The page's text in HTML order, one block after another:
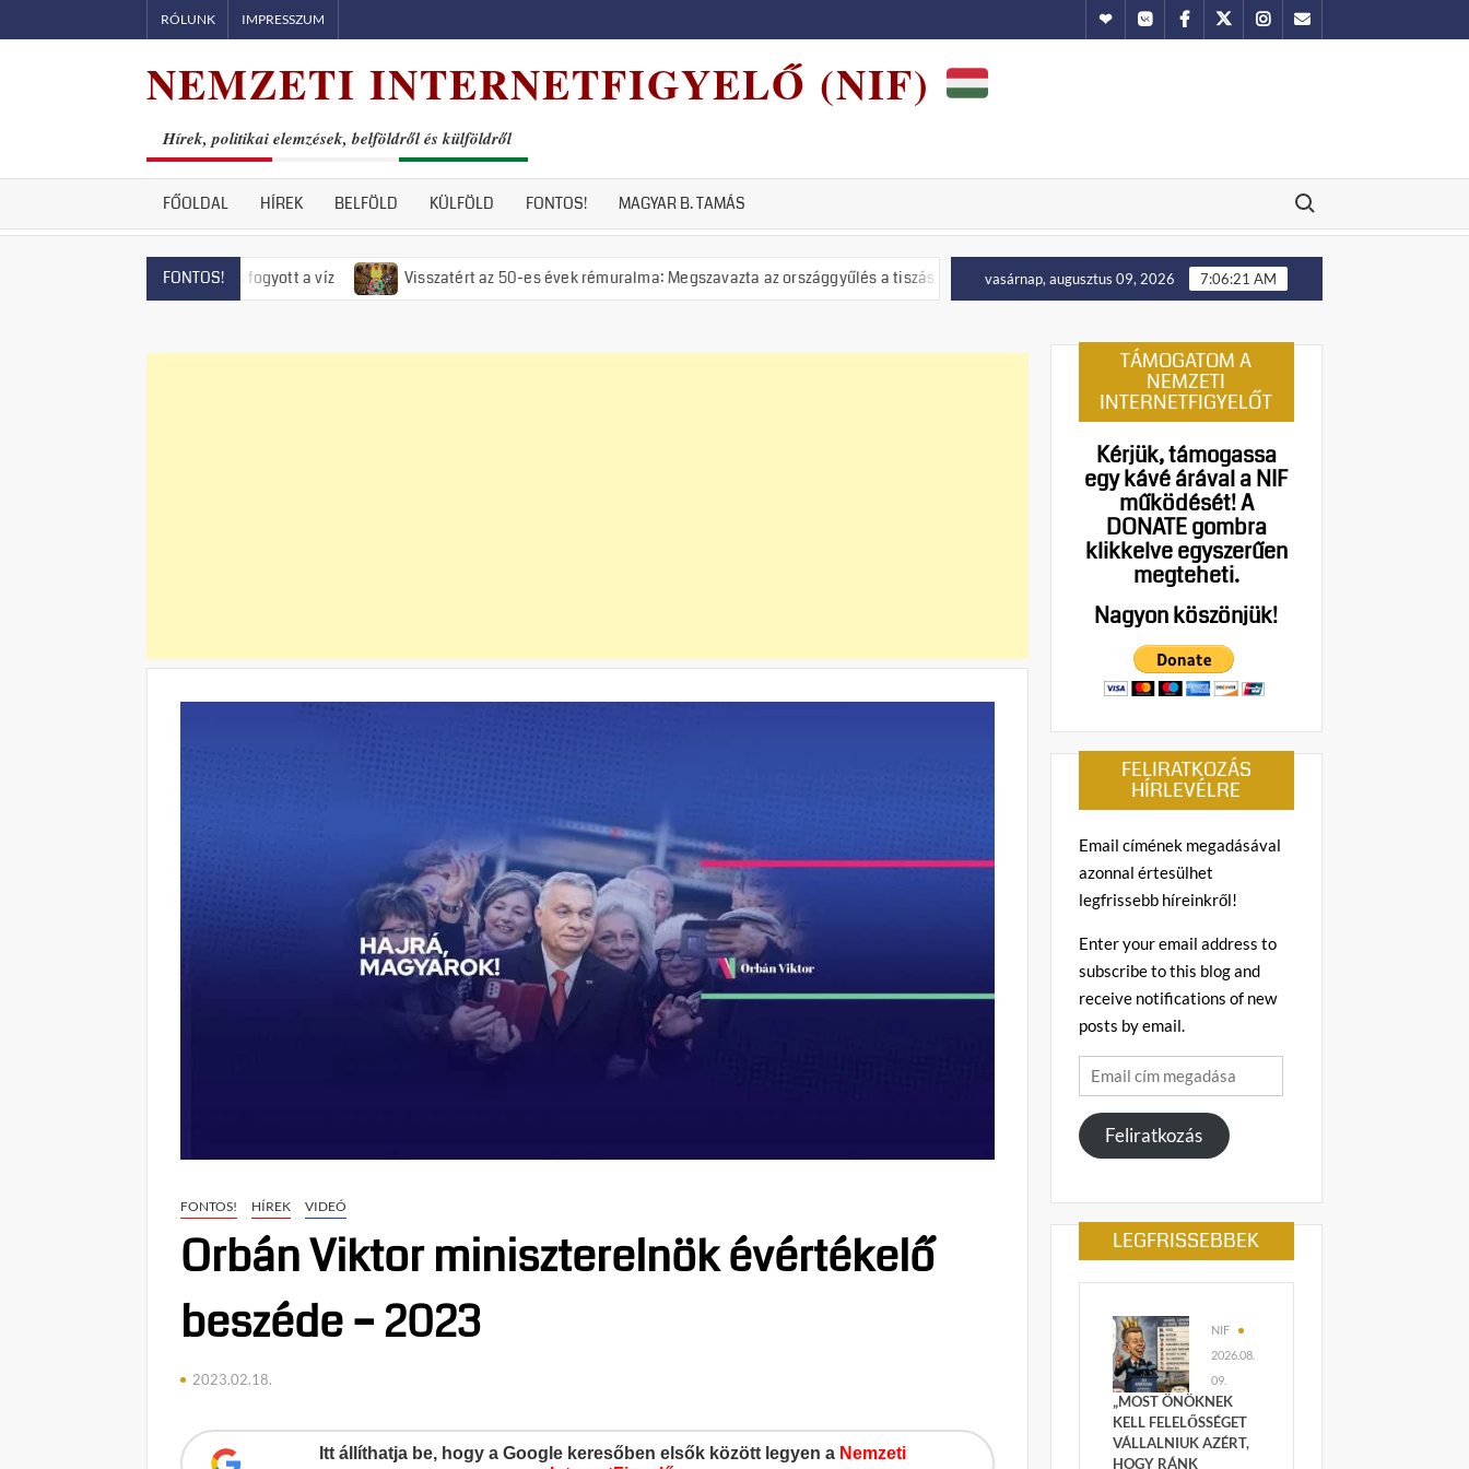
to
RÓLUNK IMPRESSZUM HundubVkontakte
Facebook
TwitterInstagram
Email
NEMZETI INTERNETFIGYELŐ (NIF)
Hírek, politikai elemzések, belföldről és külföldről
FŐOLDAL HÍREK BELFÖLD KÜLFÖLD FONTOS! MAGYAR B. TAMÁS
Search for:
FONTOS!
már el is fogyott a víz Visszatért az 50-es évek rémuralma: Megszavazta az országgyűlés a tiszás ÁVH felállítását! Putyin: Ukrajna nyugati területei előbb-utóbb visszakerülnek
vasárnap, augusztus 09, 2026 7:06:22 AM
FONTOS! HÍREK VIDEÓ
Orbán Viktor miniszterelnök évértékelő
beszéde – 2023
2023.02.18.
Itt állíthatja be, hogy a Google keresőben elsők között legyen a Nemzeti
TÁMOGATOM A
NEMZETI
INTERNETFIGYELŐT
Kérjük, támogassa
egy kávé árával a NIF
működését!A
DONATE gombra
klikkelve egyszerűen
megteheti.
Nagyon köszönjük!
FELIRATKOZÁS
HÍRLEVÉLRE
Email címének megadásával
azonnal értesülhet
legfrissebb híreinkről!
Enter your email address to
subscribe to this blog and
receive notifications of new
posts by email.
Email
cím
megadása
Feliratkozás
LEGFRISSEBBEK
NIF
2026.08.
09.
„MOST ÖNÖKNEK
KELL FELELŐSSÉGET
VÁLLALNIUK AZÉRT,
HOGY RÁNK